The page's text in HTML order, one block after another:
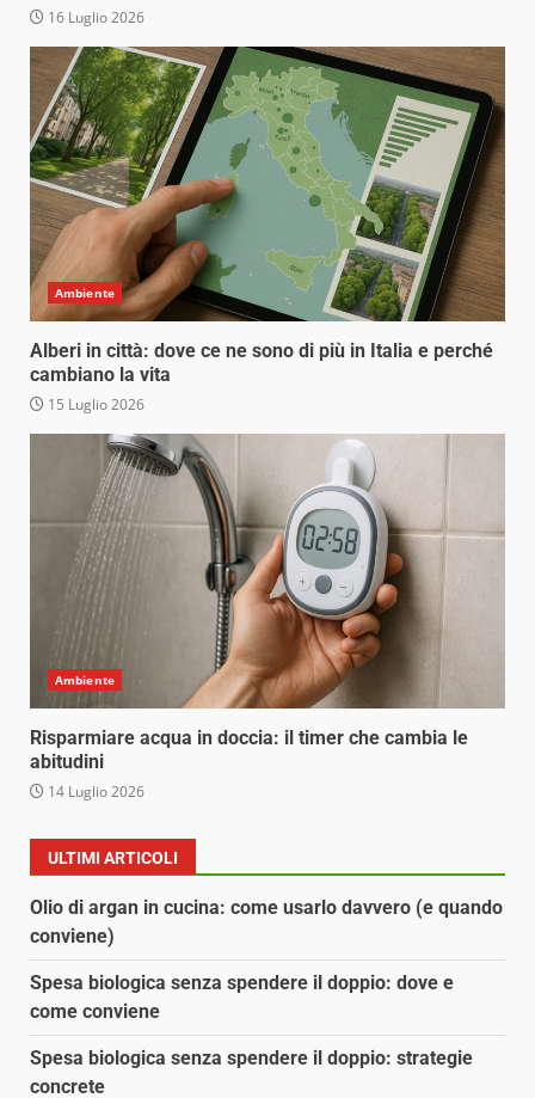
16 Luglio 2026
Ambiente
Alberi in città: dove ce ne sono di più in Italia e perché
cambiano la vita
15 Luglio 2026
Ambiente
Risparmiare acqua in doccia: il timer che cambia le
abitudini
14 Luglio 2026
ULTIMI ARTICOLI
Olio di argan in cucina: come usarlo davvero (e quando
conviene)
Spesa biologica senza spendere il doppio: dove e
come conviene
Spesa biologica senza spendere il doppio: strategie
concrete